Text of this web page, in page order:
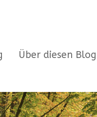
Über diesen Blog